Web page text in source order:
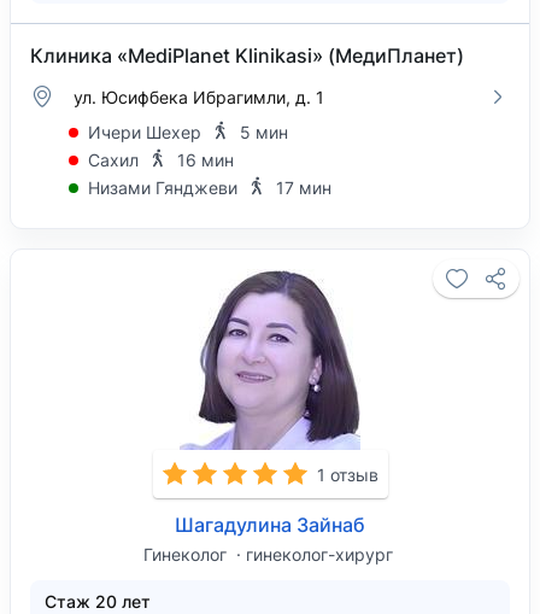
Клиника «MediPlanet Klinikasi» (МедиПланет)
ул. Юсифбека Ибрагимли, д. 1
Ичери Шехер
5 мин
Сахил
16 мин
Низами Гянджеви
17 мин
1 отзыв
Шагадулина Зайнаб
Гинеколог гинеколог-хирург
Стаж 20 лет